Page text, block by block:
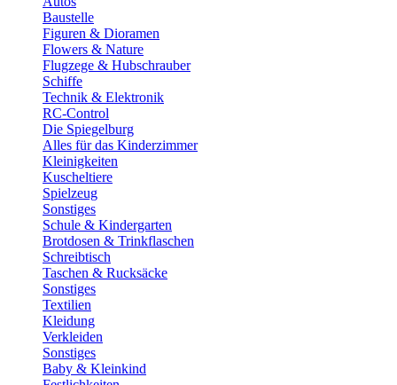
Baustelle
Figuren & Dioramen
Flowers & Nature
Flugzege & Hubschrauber
Schiffe
Technik & Elektronik
RC-Control
Die Spiegelburg
Alles für das Kinderzimmer
Kleinigkeiten
Kuscheltiere
Spielzeug
Sonstiges
Schule & Kindergarten
Brotdosen & Trinkflaschen
Schreibtisch
Taschen & Rucksäcke
Sonstiges
Textilien
Kleidung
Verkleiden
Sonstiges
Baby & Kleinkind